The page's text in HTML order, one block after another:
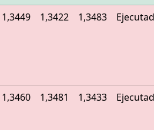
1,3449 1,3422 1,3483 Ejecutado
1,3460 1,3481 1,3433 Ejecutado